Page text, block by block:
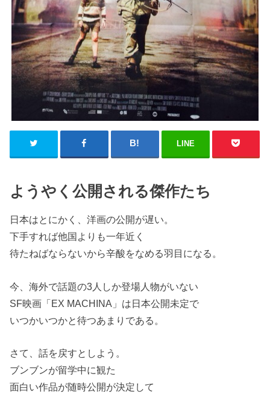
LINE
ようやく公開される傑作たち
日本はとにかく、洋画の公開が遅い。
下手すれば他国よりも一年近く
待たねばならないから辛酸をなめる羽目になる。
今、海外で話題の3人しか登場人物がいない
SF映画「EX MACHINA」は日本公開未定で
いつかいつかと待つあまりである。
さて、話を戻すとしよう。
ブンブンが留学中に観た
面白い作品が随時公開が決定して